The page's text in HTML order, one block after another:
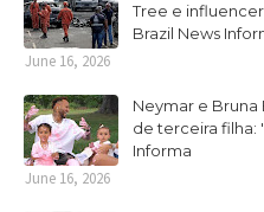
Tree e
Brazil News
June 16, 2026
Neymar e
de terceira filha:
Informa
June 16, 2026